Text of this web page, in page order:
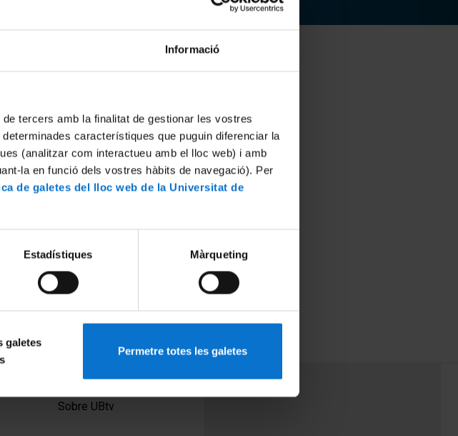
Informació
tercers amb la finalitat de gestionar les vostres
característiques que puguin diferenciar la
(analitzar com interactueu amb el lloc web) i amb
la en funció dels vostres hàbits de navegació). Per
de galetes del lloc web de la Universitat de
Estadístiques Màrqueting
galetes
Permetre totes les galetes
PEU 2
Sobre UBtv
PEU 3